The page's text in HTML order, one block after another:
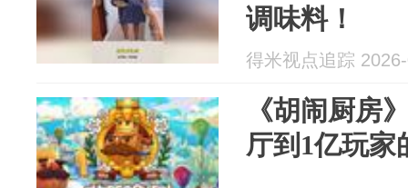
调味料！
得米视点追踪
《胡闹厨房
厅到1亿玩家